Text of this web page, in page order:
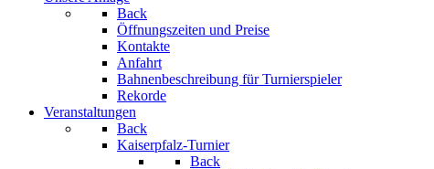
Back
Öffnungszeiten und Preise
Kontakte
Anfahrt
Bahnenbeschreibung für Turnierspieler
Rekorde
Veranstaltungen
Back
Kaiserpfalz-Turnier
Back